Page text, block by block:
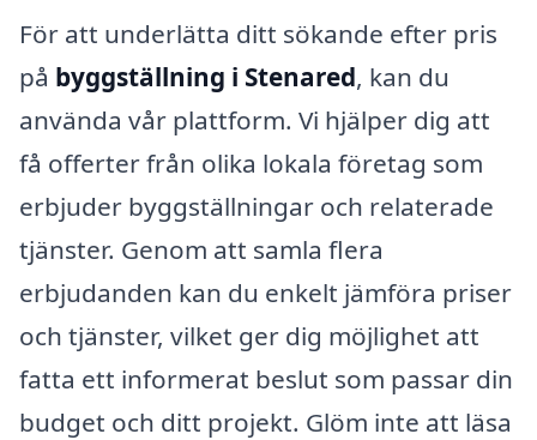
För att underlätta ditt sökande efter pris
på byggställning i Stenared, kan du
använda vår plattform. Vi hjälper dig att
få offerter från olika lokala företag som
erbjuder byggställningar och relaterade
tjänster. Genom att samla flera
erbjudanden kan du enkelt jämföra priser
och tjänster, vilket ger dig möjlighet att
fatta ett informerat beslut som passar din
budget och ditt projekt. Glöm inte att läsa